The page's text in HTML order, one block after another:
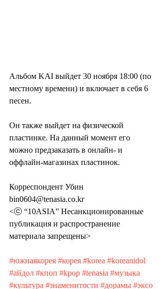
Альбом KAI выйдет 30 ноября 18:00 (по
местному времени) и включает в себя 6
песен.
Он также выйдет на физической
пластинке. На данный момент его
можно предзаказать в онлайн- и
оффлайн-магазинах пластинок.
Корреспондент Убин
bin0604@tenasia.co.kr
<ⓒ “10ASIA” Несанкционированные
публикация и распространение
материала запрещены>
#южнаякорея #корея #korea #koreanidol
#айдол #кпоп #kpop #tenasia #музыка
#культура #знаменитости #дорамы #эксо